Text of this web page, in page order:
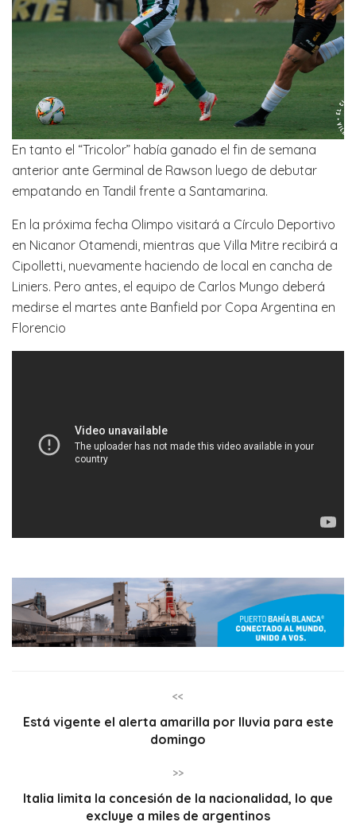
En tanto el “Tricolor” había ganado el fin de semana
anterior ante Germinal de Rawson luego de debutar
empatando en Tandil frente a Santamarina.
En la próxima fecha Olimpo visitará a Círculo Deportivo
en Nicanor Otamendi, mientras que Villa Mitre recibirá a
Cipolletti, nuevamente haciendo de local en cancha de
Liniers. Pero antes, el equipo de Carlos Mungo deberá
medirse el martes ante Banfield por Copa Argentina en
Florencio
<<
Está vigente el alerta amarilla por lluvia para este
domingo
>>
Italia limita la concesión de la nacionalidad, lo que
excluye a miles de argentinos